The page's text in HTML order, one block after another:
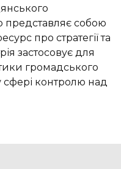
представляє собою
про стратегії та
застосовує для
громадського
сфері контролю над